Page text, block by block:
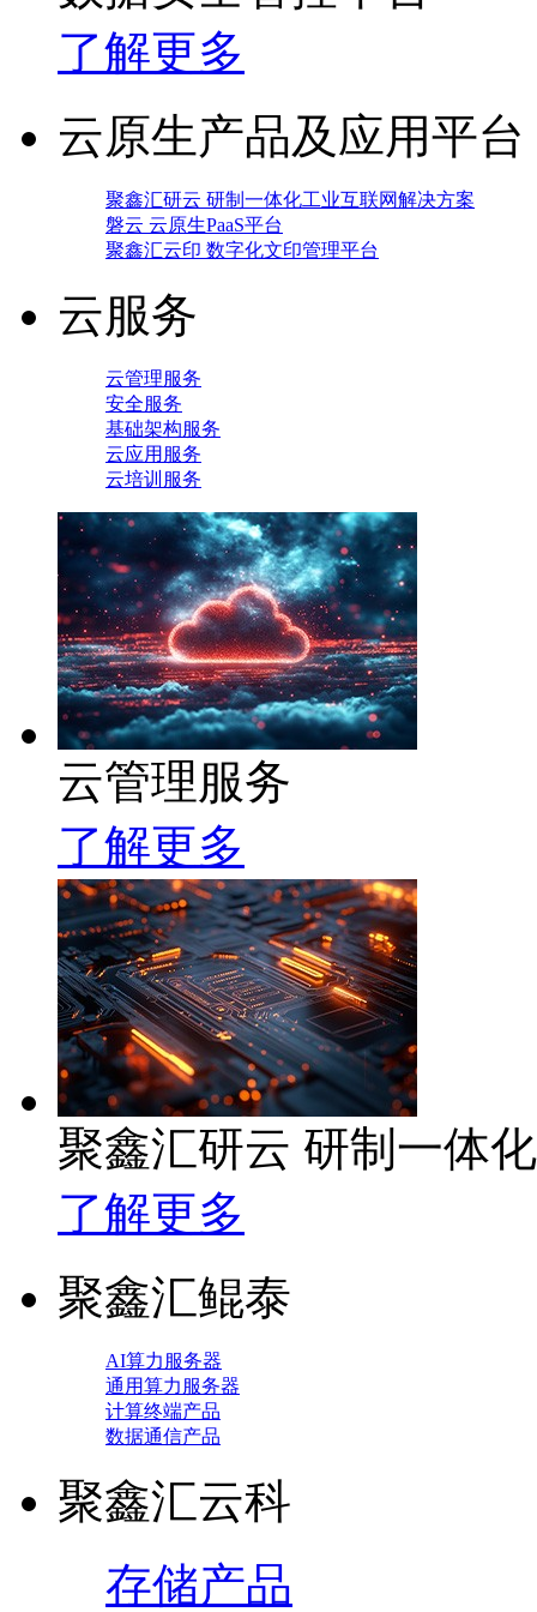
了解更多
云原生产品及应用平台
聚鑫汇研云 研制一体化工业互联网解决方案
磐云 云原生PaaS平台
聚鑫汇云印 数字化文印管理平台
云服务
云管理服务
安全服务
基础架构服务
云应用服务
云培训服务
云管理服务
了解更多
聚鑫汇研云 研制一体
了解更多
聚鑫汇鲲泰
AI算力服务器
通用算力服务器
计算终端产品
数据通信产品
聚鑫汇云科
存储产品